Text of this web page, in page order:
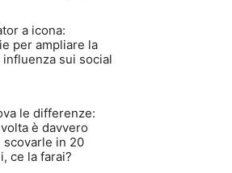
a icona:
per ampliare la
sui social
le differenze:
è davvero
in 20
ce la farai?